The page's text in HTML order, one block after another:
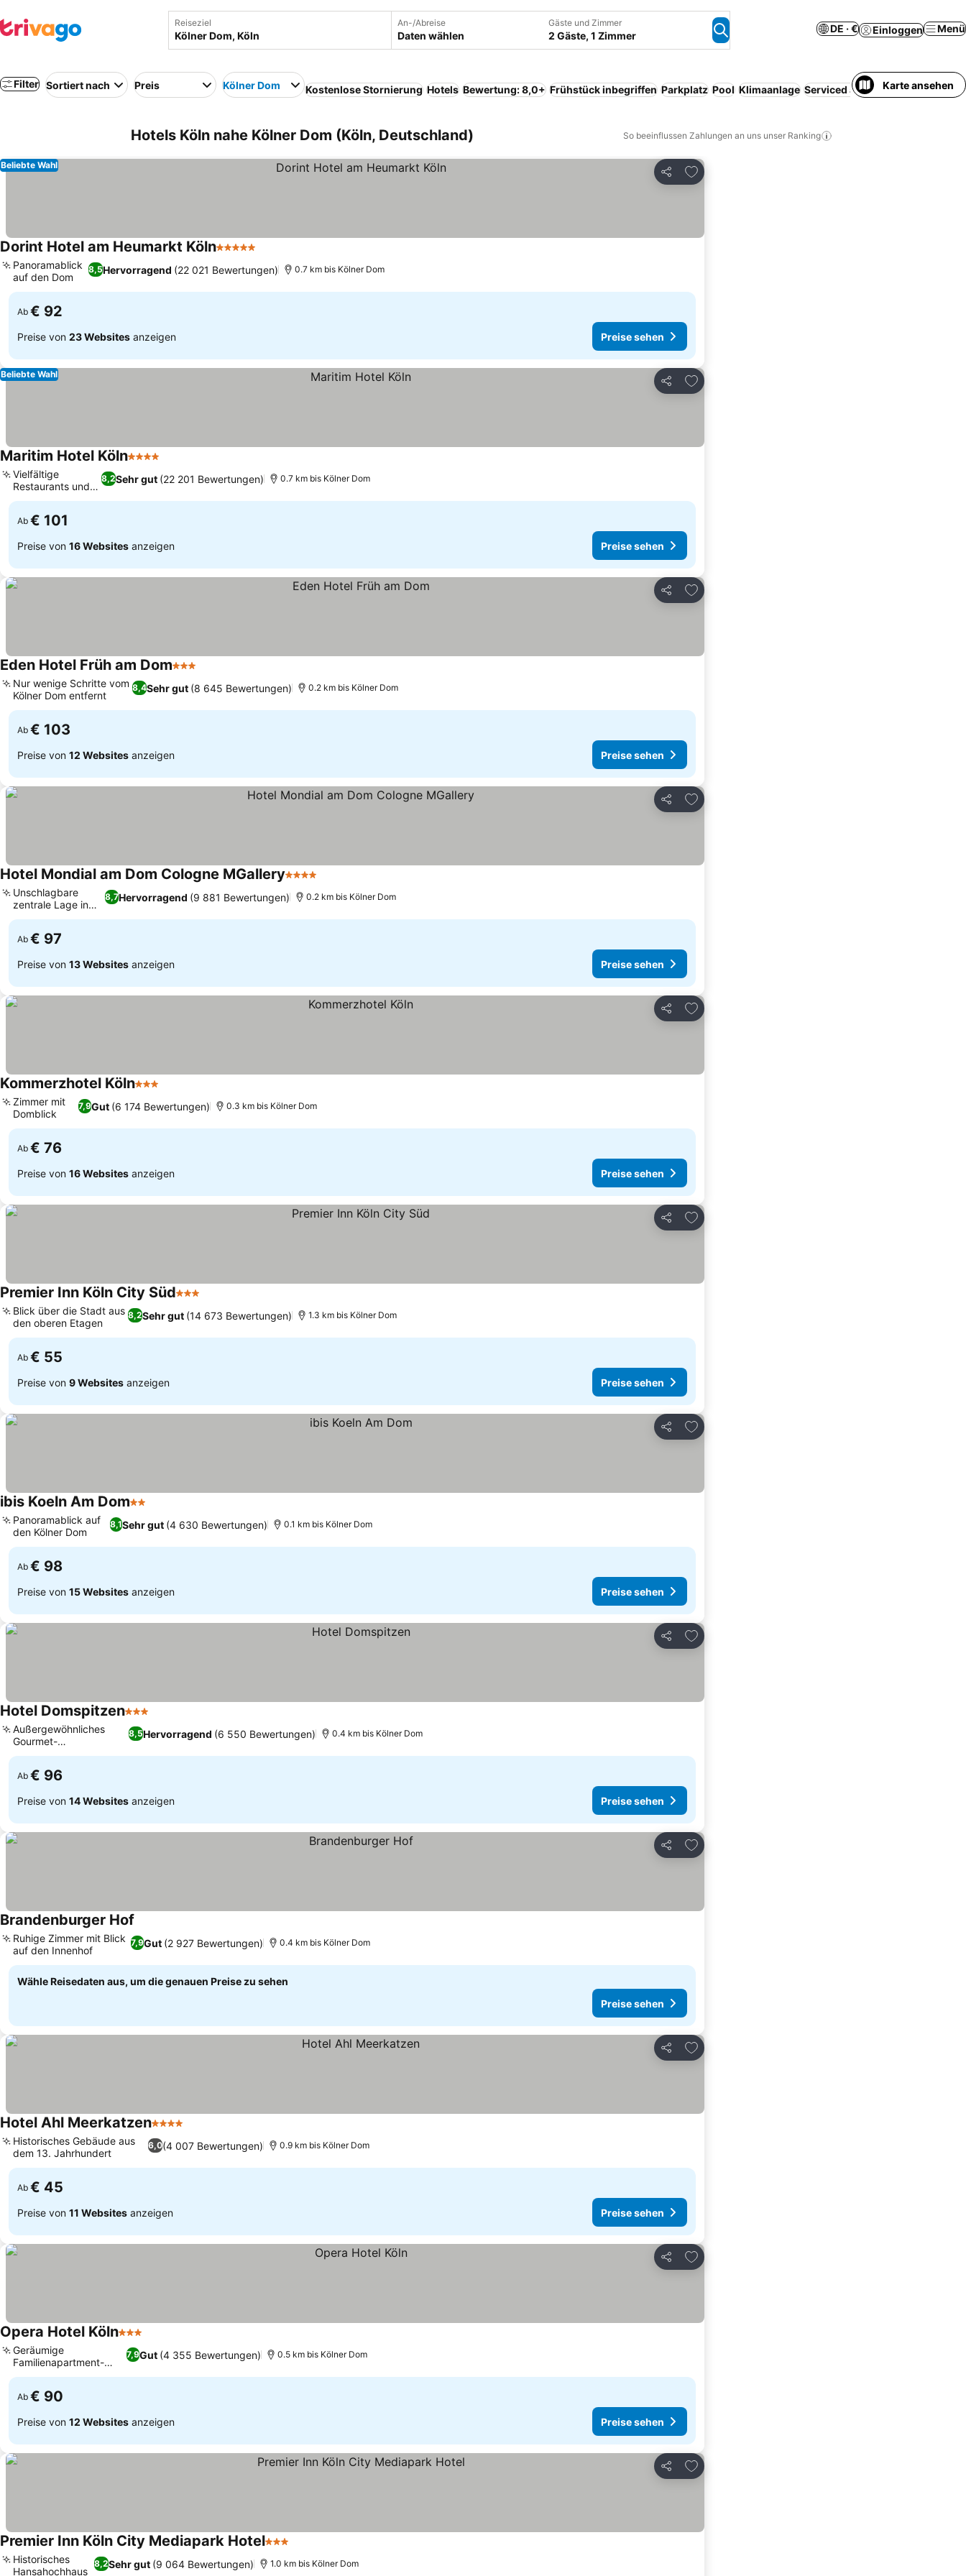
Reiseziel An-/Abreise
Daten wählen
Gäste und Zimmer
2 Gäste, 1 Zimmer
DE · € Einloggen Menü
Filter Sortiert nach Preis Kölner Dom Kostenlose Stornierung Hotels Bewertung: 8,0+ Frühstück inbegriffen Parkplatz Pool Klimaanlage Serviced apartment WLAN
Karte ansehen
Hotels Köln nahe Kölner Dom (Köln, Deutschland) So beeinflussen Zahlungen an uns unser Ranking
Teilen
Zu Favoriten hinzufügen
Beliebte Wahl
Dorint Hotel am Heumarkt Köln5 Sterne
8,5Hervorragend (22 021 Bewertungen)
Panoramablick
auf den Dom
0.7 km bis Kölner Dom
Ab € 92
Preise von 23 Websites anzeigen Preise sehen
Teilen
Zu Favoriten hinzufügen
Beliebte Wahl
Maritim Hotel Köln4 Sterne
8,2Sehr gut (22 201 Bewertungen)
Vielfältige
Restaurants und
Bars
0.7 km bis Kölner Dom
Ab € 101
Preise von 16 Websites anzeigen Preise sehen
Teilen
Zu Favoriten hinzufügen
Eden Hotel Früh am Dom3 Sterne
8,4Sehr gut (8 645 Bewertungen)
Nur wenige Schritte vom
Kölner Dom entfernt
0.2 km bis Kölner Dom
Ab € 103
Preise von 12 Websites anzeigen Preise sehen
Teilen
Zu Favoriten hinzufügen
Hotel Mondial am Dom Cologne MGallery4 Sterne
8,7Hervorragend (9 881 Bewertungen)
Unschlagbare
zentrale Lage in
Köln
0.2 km bis Kölner Dom
Ab € 97
Preise von 13 Websites anzeigen Preise sehen
Teilen
Zu Favoriten hinzufügen
Kommerzhotel Köln3 Sterne
7,9Gut (6 174 Bewertungen)
Zimmer mit
Domblick
0.3 km bis Kölner Dom
Ab € 76
Preise von 16 Websites anzeigen Preise sehen
Teilen
Zu Favoriten hinzufügen
Premier Inn Köln City Süd3 Sterne
8,2Sehr gut (14 673 Bewertungen)
Blick über die Stadt aus
den oberen Etagen
1.3 km bis Kölner Dom
Ab € 55
Preise von 9 Websites anzeigen Preise sehen
Teilen
Zu Favoriten hinzufügen
ibis Koeln Am Dom2 Sterne
8,1Sehr gut (4 630 Bewertungen)
Panoramablick auf
den Kölner Dom
0.1 km bis Kölner Dom
Ab € 98
Preise von 15 Websites anzeigen Preise sehen
Teilen
Zu Favoriten hinzufügen
Hotel Domspitzen3 Sterne
8,5Hervorragend (6 550 Bewertungen)
Außergewöhnliches
Gourmet-
Frühstücksbuffet
0.4 km bis Kölner Dom
Ab € 96
Preise von 14 Websites anzeigen Preise sehen
Teilen
Zu Favoriten hinzufügen
Brandenburger Hof
7,9Gut (2 927 Bewertungen)
Ruhige Zimmer mit Blick
auf den Innenhof
0.4 km bis Kölner Dom
Wähle Reisedaten aus, um die genauen Preise zu sehen
Preise sehen
Teilen
Zu Favoriten hinzufügen
Hotel Ahl Meerkatzen4 Sterne
6,0(4 007 Bewertungen)
Historisches Gebäude aus
dem 13. Jahrhundert
0.9 km bis Kölner Dom
Ab € 45
Preise von 11 Websites anzeigen Preise sehen
Teilen
Zu Favoriten hinzufügen
Opera Hotel Köln3 Sterne
7,9Gut (4 355 Bewertungen)
Geräumige
Familienapartment-
Optionen
0.5 km bis Kölner Dom
Ab € 90
Preise von 12 Websites anzeigen Preise sehen
Teilen
Zu Favoriten hinzufügen
Premier Inn Köln City Mediapark Hotel3 Sterne
8,2Sehr gut (9 064 Bewertungen)
Historisches
Hansahochhaus
1.0 km bis Kölner Dom